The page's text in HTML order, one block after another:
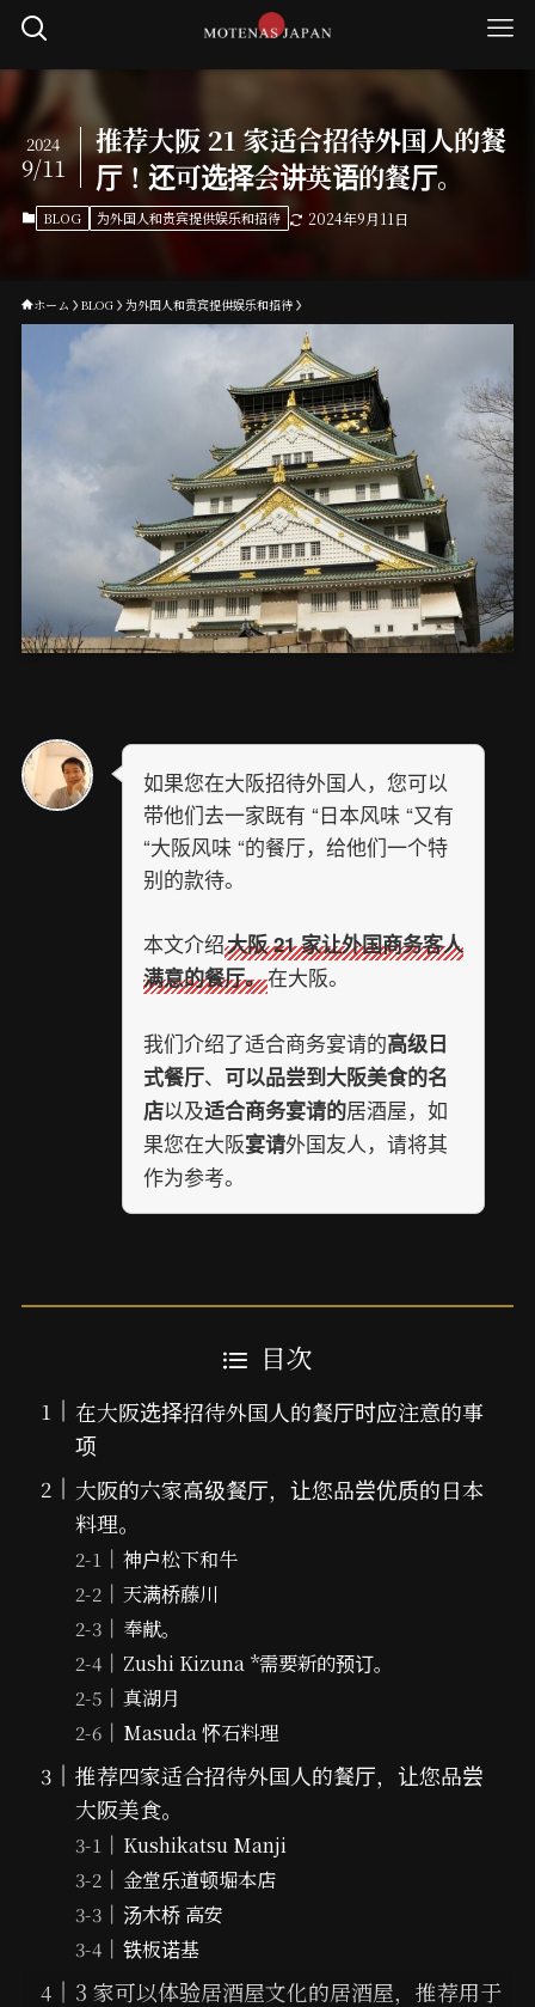
推荐大阪 21 家适合招待外国人的餐
厅！还可选择会讲英语的餐厅。
2024
9/11
BLOG 为外国人和贵宾提供娱乐和招待 2024年9月11日
ホーム BLOG 为外国人和贵宾提供娱乐和招待
如果您在大阪招待外国人，您可以
带他们去一家既有 “日本风味 “又有
“大阪风味 “的餐厅，给他们一个特
别的款待。
本文介绍大阪 21 家让外国商务客人
满意的餐厅。在大阪。
我们介绍了适合商务宴请的高级日
式餐厅、 可以品尝到大阪美食的名
店以及适合商务宴请的居酒屋，如
果您在大阪宴请外国友人，请将其
作为参考。
目次
在大阪选择招待外国人的餐厅时应注意的事
项
大阪的六家高级餐厅，让您品尝优质的日本
料理。
神户松下和牛
天满桥藤川
奉献。
Zushi Kizuna *需要新的预订。
真湖月
Masuda 怀石料理
推荐四家适合招待外国人的餐厅，让您品尝
大阪美食。
Kushikatsu Manji
金堂乐道顿堀本店
汤木桥 高安
铁板诺基
3 家可以体验居酒屋文化的居酒屋，推荐用于